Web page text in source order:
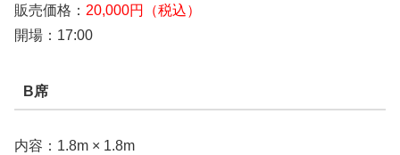
販売価格： 20,000円（税込）
開場：17:00
B席
内容：1.8m × 1.8m